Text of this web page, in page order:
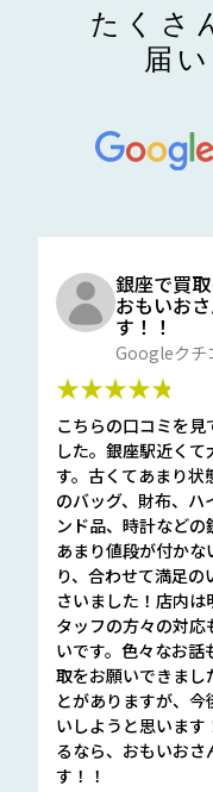
たくさ
届
銀座で買
おもいお
す！！
Googleクチ
★★★★★
こちらの口コミを
した。銀座駅近く
す。古くてあまり
のバッグ、財布、ハ
ンド品、時計などの
あまり値段が付か
り、合わせて満足
さいました！店内は
タッフの方々の対応
いです。色々なお話
取をお願いできまし
とがありますが、
いしようと思いま
るなら、おもいお
す！！